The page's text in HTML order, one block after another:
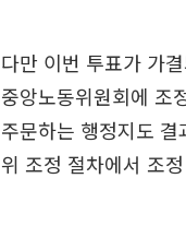
다만 이번 투표가 가
중앙노동위원회에 조
주문하는 행정지도
위 조정 절차에서 조